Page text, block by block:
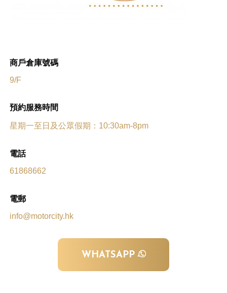
商戶倉庫號碼
9/F
預約服務時間
星期一至日及公眾假期：10:30am-8pm
電話
61868662
電郵
info@motorcity.hk
WHATSAPP